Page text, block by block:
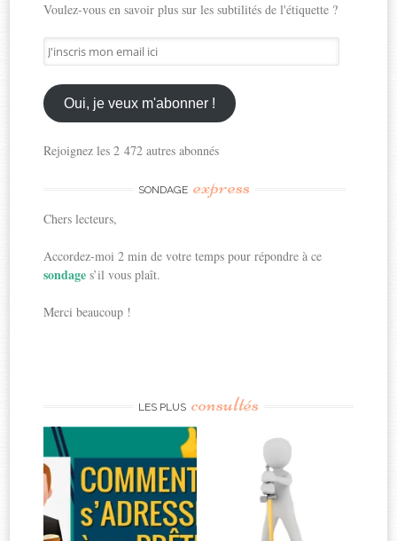
Voulez-vous en savoir plus sur les subtilités de l'étiquette ?
J'inscris
mon
email
ici
Oui, je veux m'abonner !
Rejoignez les 2 472 autres abonnés
SONDAGE express
Chers lecteurs,
Accordez-moi 2 min de votre temps pour répondre à ce
sondages’il vous plaît.
Merci beaucoup !
LES PLUS consultés